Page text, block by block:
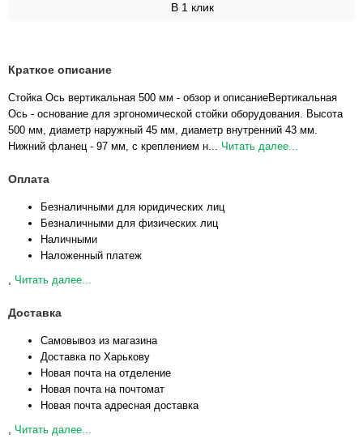
В 1 клик
Краткое описание
Стойка Ось вертикальная 500 мм - обзор и описаниеВертикальная
Ось - основание для эргономической стойки оборудования. Высота
500 мм, диаметр наружный 45 мм, диаметр внутренний 43 мм.
Нижний фланец - 97 мм, с креплением н... Читать далее...
Оплата
Безналичными для юридических лиц
Безналичными для физических лиц
Наличными
Наложенный платеж
, Читать далее...
Доставка
Самовывоз из магазина
Доставка по Харькову
Новая почта на отделение
Новая почта на почтомат
Новая почта адресная доставка
, Читать далее...